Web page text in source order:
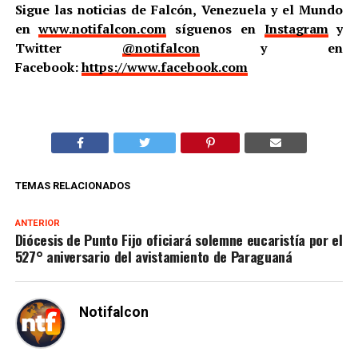
Sigue las noticias de Falcón, Venezuela y el Mundo
enwww.notifalcon.com síguenos en Instagramy
Twitter @notifalcony en
Facebook:https://www.facebook.com
TEMAS RELACIONADOS
ANTERIOR
Diócesis de Punto Fijo oficiará solemne eucaristía por el
527° aniversario del avistamiento de Paraguaná
Notifalcon